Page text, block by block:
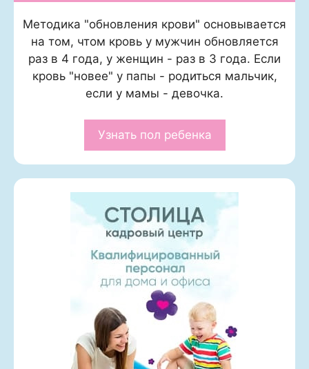
Методика "обновления крови" основывается
на том, чтом кровь у мужчин обновляется
раз в 4 года, у женщин - раз в 3 года. Если
кровь "новее" у папы - родиться мальчик,
если у мамы - девочка.
Узнать пол ребенка